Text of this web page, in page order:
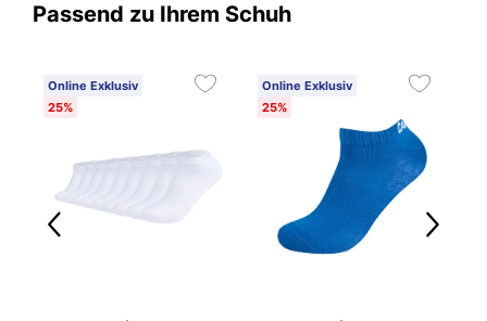
Passend zu Ihrem Schuh
Online Exklusiv
25%
Online Exklusiv
25%